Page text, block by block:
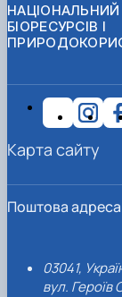
НАЦІОНАЛЬНИЙ
БІОРЕСУРСІВ І
Поштова адреса
03041,
вул. Героїв
Карта сайту